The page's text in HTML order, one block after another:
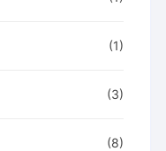
(1)
(3)
(8)